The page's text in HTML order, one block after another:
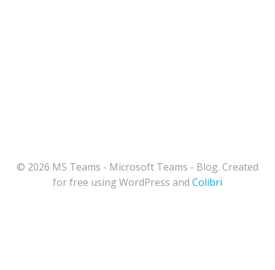
© 2026 MS Teams - Microsoft Teams - Blog. Created
for free using WordPress and Colibri